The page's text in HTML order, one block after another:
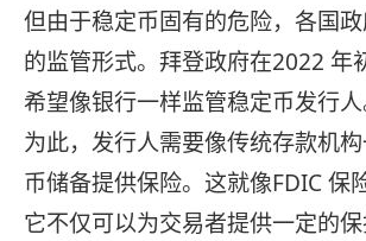
但由于稳定币固有的危险，各国
的监管形式。拜登政府在2022 年
希望像银行一样监管稳定币发行人
为此，发行人需要像传统存款机
币储备提供保险。这就像FDIC 保
它不仅可以为交易者提供一定的